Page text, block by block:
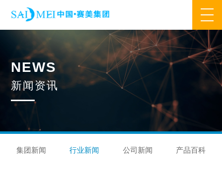
业务范围
核心业务 合作模式 合作流程 产品中心
研发优势 管理优势 品质优势 产能优势
设备优势
NEWS
新闻资讯
集团新闻 行业新闻 公司新闻 产品百科